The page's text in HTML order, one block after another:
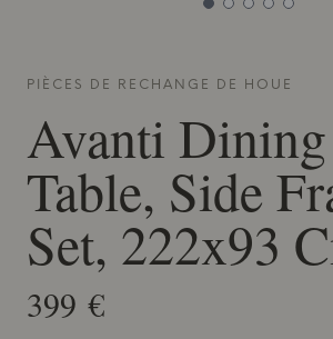
PIÈCES DE RECHANGE DE HOUE
Avanti Dining
Table, Side
Set, 222x93
399 €